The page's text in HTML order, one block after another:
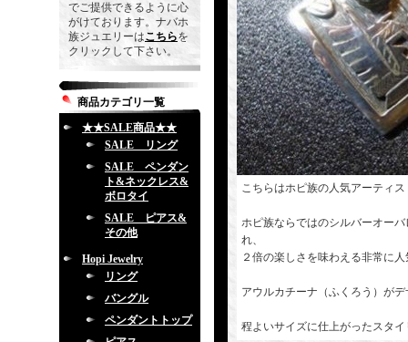
でご提供できるように心
がけております。ナバホ
族ジュエリーはこちらを
クリックして下さい。
商品カテゴリ一覧
★★SALE商品★★
SALE リング
SALE ペンダン
ト&ネックレス&
ボロタイ
SALE ピアス&
その他
Hopi Jewelry
リング
バングル
ペンダントトップ
こちらはホピ族の人気アーティ
ホピ族ならではのシルバーオー
れ、
２倍の楽しさを味わえる非常に
アウルカチーナ（ふくろう）が
程よいサイズに仕上がったスタ